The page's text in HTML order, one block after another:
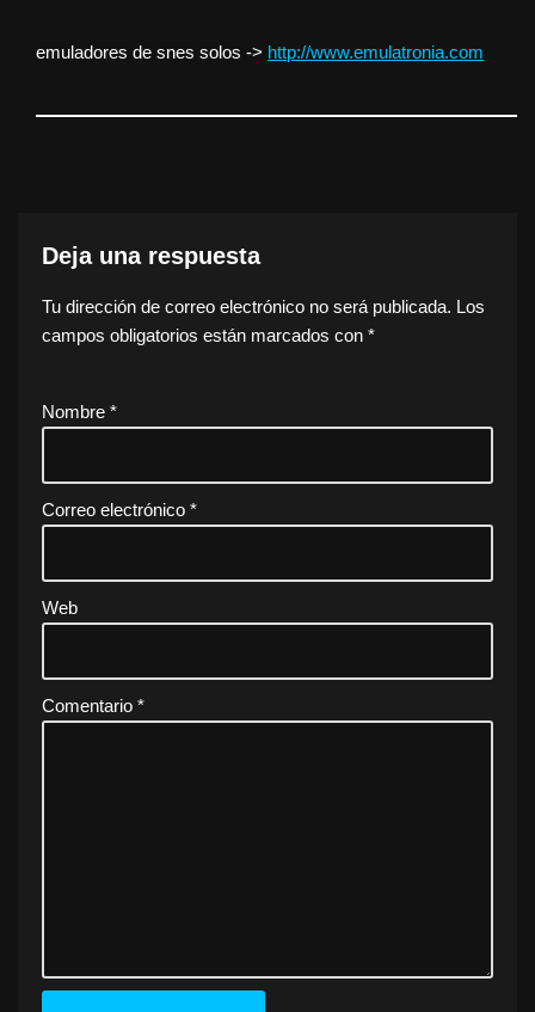
emuladores de snes solos -> http://www.emulatronia.com
Deja una respuesta
Tu dirección de correo electrónico no será publicada. Los
campos obligatorios están marcados con *
Nombre *
Correo electrónico *
Web
Comentario *